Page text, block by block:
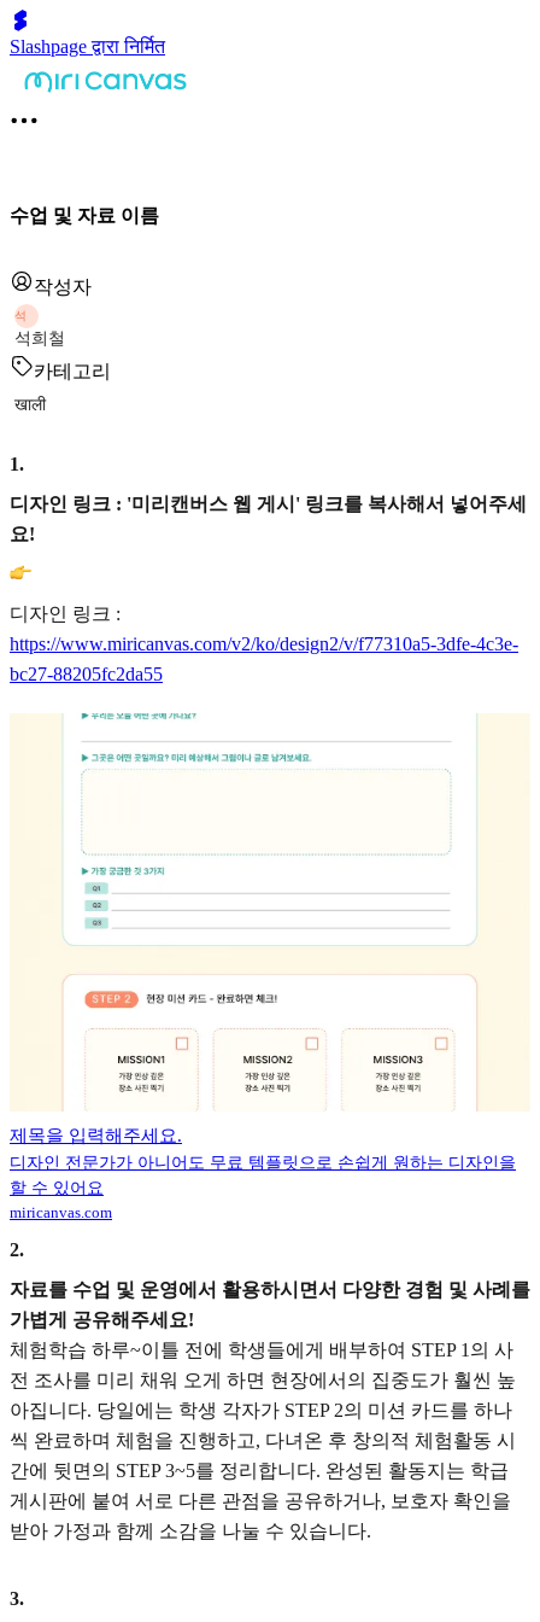
Slashpage द्वारा निर्मित
수업 및 자료 이름
작성자
석
석희철
카테고리
खाली
1.
디자인 링크 : '미리캔버스 웹 게시' 링크를 복사해서 넣어주세
요!
디자인 링크 :
https://www.miricanvas.com/v2/ko/design2/v/f77310a5-3dfe-4c3e-
bc27-88205fc2da55
제목을 입력해주세요.
디자인 전문가가 아니어도 무료 템플릿으로 손쉽게 원하는 디자인을
할 수 있어요
miricanvas.com
2.
자료를 수업 및 운영에서 활용하시면서 다양한 경험 및 사례를
가볍게 공유해주세요!
체험학습 하루~이틀 전에 학생들에게 배부하여 STEP 1의 사
전 조사를 미리 채워 오게 하면 현장에서의 집중도가 훨씬 높
아집니다. 당일에는 학생 각자가 STEP 2의 미션 카드를 하나
씩 완료하며 체험을 진행하고, 다녀온 후 창의적 체험활동 시
간에 뒷면의 STEP 3~5를 정리합니다. 완성된 활동지는 학급
게시판에 붙여 서로 다른 관점을 공유하거나, 보호자 확인을
받아 가정과 함께 소감을 나눌 수 있습니다.
3.